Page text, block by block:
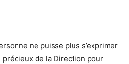
ne puisse plus s’exprimer
précieux de la Direction pour